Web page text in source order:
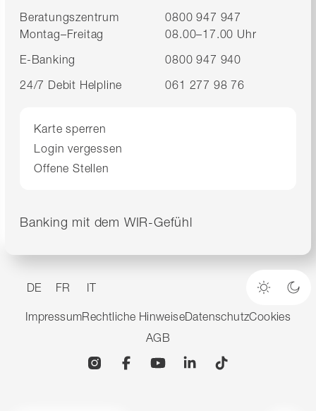
Beratungszentrum
0800 947 947
Montag–Freitag
08.00–17.00 Uhr
E-Banking
0800 947 940
24/7 Debit Helpline
061 277 98 76
Karte sperren
Login vergessen
Offene Stellen
Banking mit dem WIR-Gefühl
DE FR IT
Heller
ImpressumRechtliche HinweiseDatenschutzCookies
AGB
InstagramFacebookYouTubeLinkedin